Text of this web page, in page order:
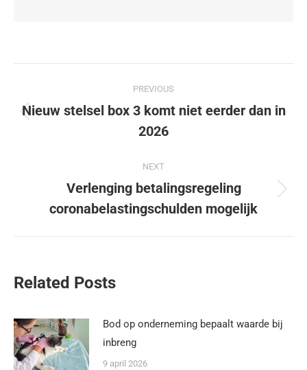
PREVIOUS
Nieuw stelsel box 3 komt niet eerder dan in
2026
NEXT
Verlenging betalingsregeling
coronabelastingschulden mogelijk
Related Posts
Bod op onderneming bepaalt waarde bij
inbreng
9 april 2026